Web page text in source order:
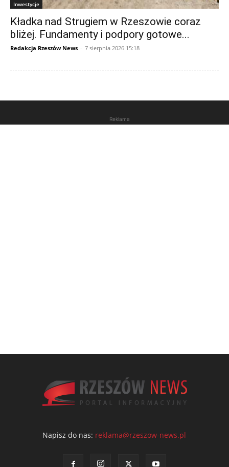
Inwestycje
Kładka nad Strugiem w Rzeszowie coraz
bliżej. Fundamenty i podpory gotowe...
Redakcja Rzeszów News - 7 sierpnia 2026 15:18
Reklama
Napisz do nas: reklama@rzeszow-news.pl